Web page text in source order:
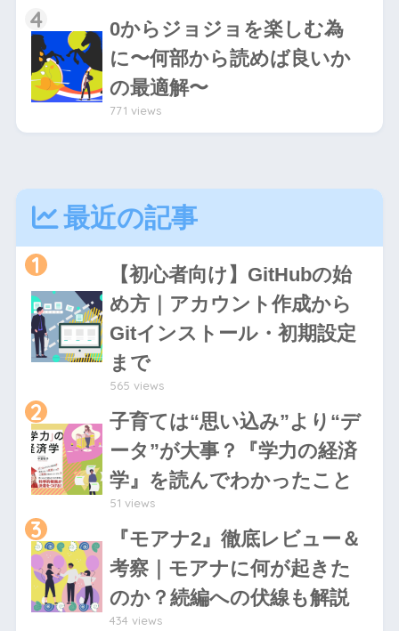
4
0からジョジョを楽しむ為
に〜何部から読めば良いか
の最適解〜
771 views
最近の記事
1
【初心者向け】GitHubの始
め方｜アカウント作成から
Gitインストール・初期設定
まで
565 views
2
子育ては“思い込み”より“デ
ータ”が大事？『学力の経済
学』を読んでわかったこと
51 views
3
『モアナ2』徹底レビュー＆
考察｜モアナに何が起きた
のか？続編への伏線も解説
434 views